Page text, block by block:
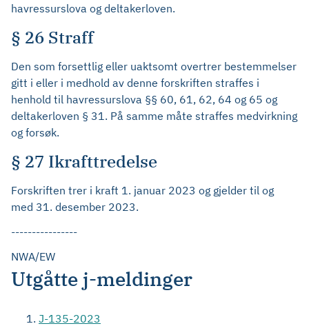
havressurslova og deltakerloven.
§ 26 Straff
Den som forsettlig eller uaktsomt overtrer bestemmelser
gitt i eller i medhold av denne forskriften straffes i
henhold til havressurslova §§ 60, 61, 62, 64 og 65 og
deltakerloven § 31. På samme måte straffes medvirkning
og forsøk.
§ 27 Ikrafttredelse
Forskriften trer i kraft 1. januar 2023 og gjelder til og
med 31. desember 2023.
----------------
NWA/EW
Utgåtte j-meldinger
J-135-2023